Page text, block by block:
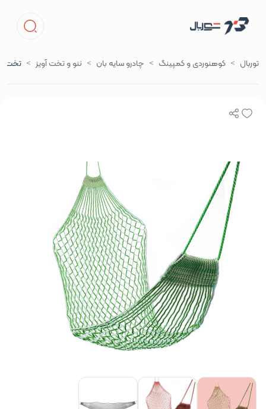
توربال کوهنوردی و کمپینگ چادرو سایه بان ننو و تخت آویز تخت